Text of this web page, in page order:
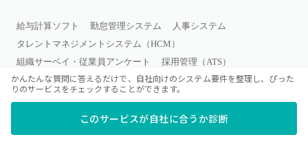
給与計算ソフト 勤怠管理システム
人事システム
タレントマネジメントシステム（HCM）
組織サーベイ・従業員アンケート
採用管理（ATS）
学習管理システム（LMS）
適性検査サービス
会計・経理・財務
かんたんな質問に答えるだけで、自社向けのシステム要件を整理し、ぴった
りのサービスをチェックすることができます。
このサービスが自社に合うか診断